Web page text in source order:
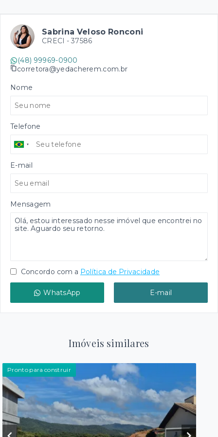
Sabrina Veloso Ronconi
CRECI - 37586
(48) 99969-0900
corretora@yedacherem.com.br
Nome
Telefone
E-mail
Mensagem
Concordo com a Política de Privacidade
WhatsApp E-mail
Imóveis similares
Pronto para construir